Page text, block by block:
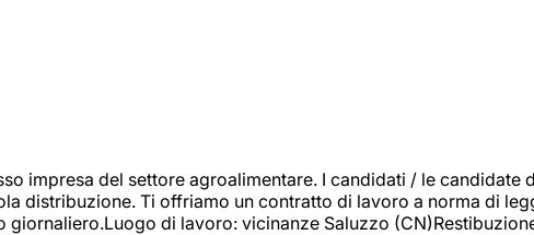
impresa del settore agroalimentare. I candidati / le
distribuzione. Ti offriamo un contratto di lavoro a norma di
di lavoro: vicinanze Saluzzo